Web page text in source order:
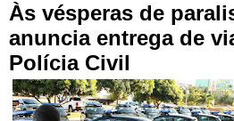
Às vésperas de
anuncia entrega de
Polícia Civil